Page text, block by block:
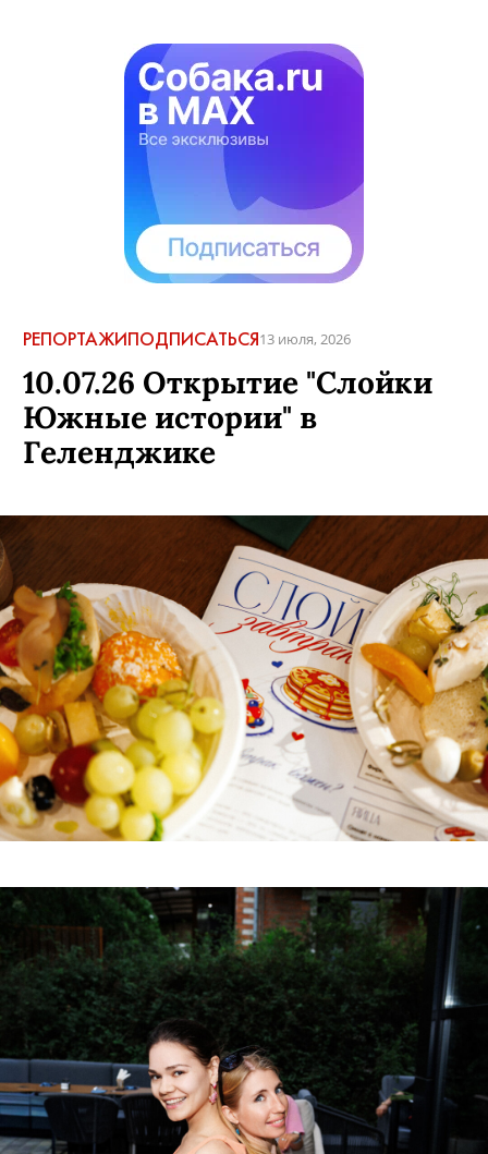
Дарья Гладких,5 сентября, 2019
КОММЕНТАРИИ
РЕПОРТАЖИ ПОДПИСАТЬСЯ13 июля, 2026
10.07.26 Открытие "Слойки
Южные истории" в
Геленджике